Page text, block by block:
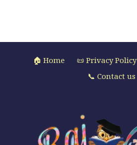
🏠 Home 📜 Privacy Policy
📞 Contact us